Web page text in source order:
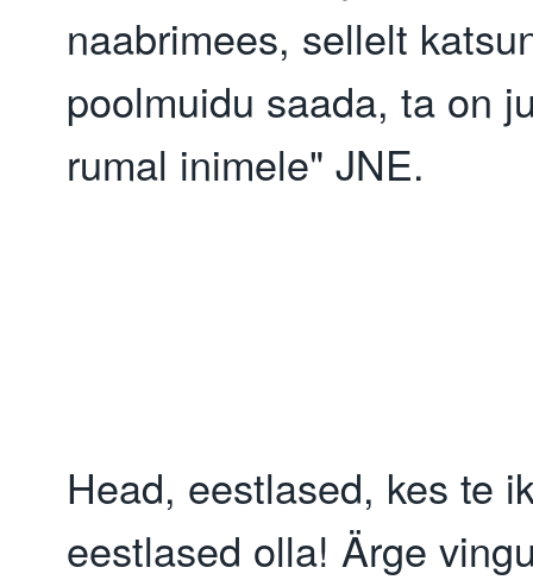
naabrimees, sellelt
poolmuidu saada, ta on
rumal inimele" JNE.
Head, eestlased, kes te
eestlased olla! Ärge